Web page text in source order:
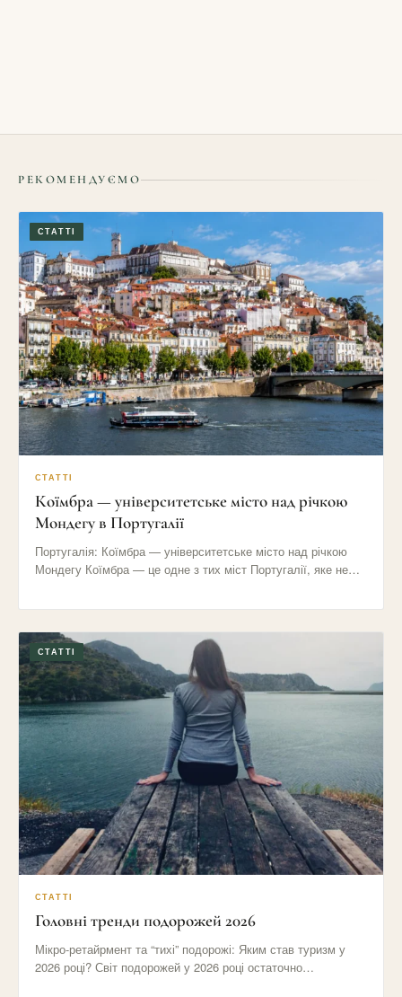
РЕКОМЕНДУЄМО
СТАТТІ
СТАТТІ
Коїмбра — університетське місто над річкою
Мондегу в Португалії
Португалія: Коїмбра — університетське місто над річкою
Мондегу Коїмбра — це одне з тих міст Португалії, яке не…
СТАТТІ
СТАТТІ
Головні тренди подорожей 2026
Мікро-ретайрмент та “тихі” подорожі: Яким став туризм у
2026 році? Світ подорожей у 2026 році остаточно